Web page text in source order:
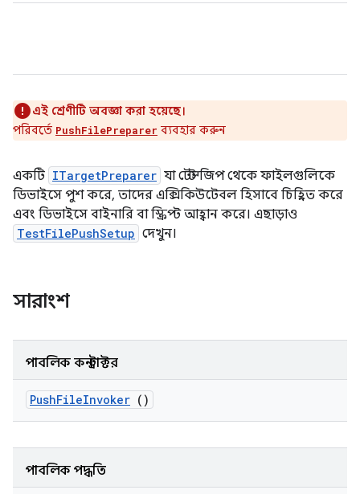
এই শ্রেণীটি অবজ্ঞা করা হয়েছে।
পরিবর্তে PushFilePreparer ব্যবহার করুন
একটি ITargetPreparer যা টেস্ট জিপ থেকে ফাইলগুলিকে
ডিভাইসে পুশ করে, তাদের এক্সিকিউটেবল হিসাবে চিহ্নিত করে
এবং ডিভাইসে বাইনারি বা স্ক্রিপ্ট আহ্বান করে। এছাড়াও
TestFilePushSetup দেখুন।
সারাংশ
পাবলিক কনস্ট্রাক্টর
PushFileInvoker ()
পাবলিক পদ্ধতি